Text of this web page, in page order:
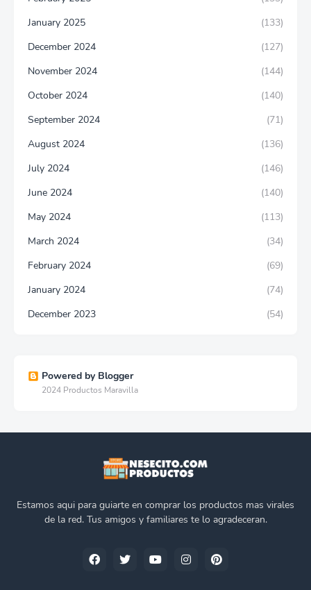
January 2025
(133)
December 2024
(127)
November 2024
(144)
October 2024
(140)
September 2024
(71)
August 2024
(136)
July 2024
(146)
June 2024
(140)
May 2024
(113)
March 2024
(34)
February 2024
(69)
January 2024
(74)
December 2023
(54)
Powered by Blogger
2024 Productos Maravilla
Estamos aqui para guiarte en comprar los productos mas virales
de la red. Tus amigos y familiares te lo agradeceran.